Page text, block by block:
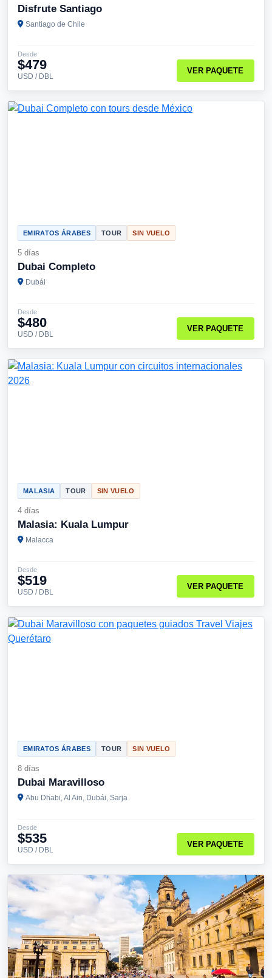
Disfrute Santiago
Santiago de Chile
Desde
$479
USD / DBL
VER PAQUETE
EMIRATOS ÁRABES TOUR SIN VUELO
5 días
Dubai Completo
Dubái
Desde
$480
USD / DBL
VER PAQUETE
MALASIA TOUR SIN VUELO
4 días
Malasia: Kuala Lumpur
Malacca
Desde
$519
USD / DBL
VER PAQUETE
EMIRATOS ÁRABES TOUR SIN VUELO
8 días
Dubai Maravilloso
Abu Dhabi, Al Ain, Dubái, Sarja
Desde
$535
USD / DBL
VER PAQUETE